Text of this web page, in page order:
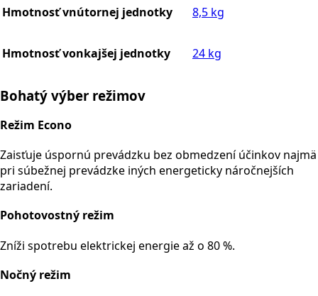
Hmotnosť vnútornej jednotky 8,5 kg
Hmotnosť vonkajšej jednotky 24 kg
Bohatý výber režimov
Režim Econo
Zaisťuje úspornú prevádzku bez obmedzení účinkov najmä
pri súbežnej prevádzke iných energeticky náročnejších
zariadení.
Pohotovostný režim
Zníži spotrebu elektrickej energie až o 80 %.
Nočný režim